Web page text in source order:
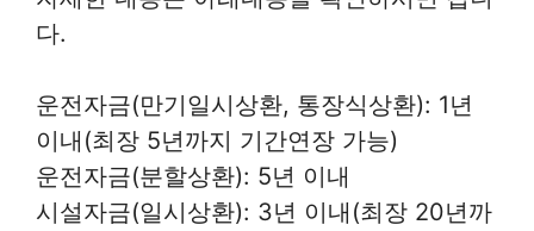
다.
운전자금(만기일시상환, 통장식상환): 1년
이내(최장 5년까지 기간연장 가능)
운전자금(분할상환): 5년 이내
시설자금(일시상환): 3년 이내(최장 20년까